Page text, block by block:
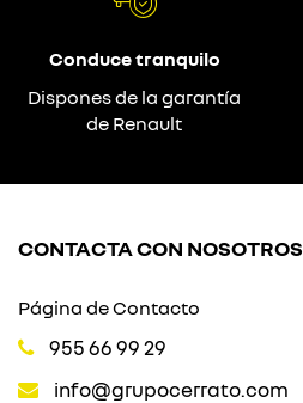
Conduce tranquilo
Dispones de la garantía
de Renault
CONTACTA CON NOSOTROS
Página de Contacto
955 66 99 29
info@grupocerrato.com